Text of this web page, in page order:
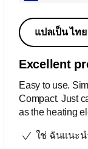
แปลเป็น ไทย
Excellent
Easy to use.
Compact. Just
as the heating
ใช่ ฉันแนะ